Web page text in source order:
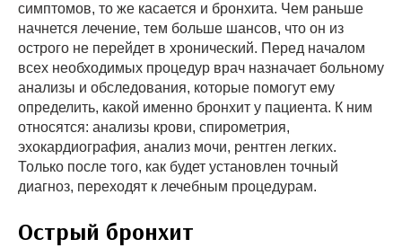
симптомов, то же касается и бронхита. Чем раньше
начнется лечение, тем больше шансов, что он из
острого не перейдет в хронический. Перед началом
всех необходимых процедур врач назначает больному
анализы и обследования, которые помогут ему
определить, какой именно бронхит у пациента. К ним
относятся: анализы крови, спирометрия,
эхокардиография, анализ мочи, рентген легких.
Только после того, как будет установлен точный
диагноз, переходят к лечебным процедурам.
Острый бронхит